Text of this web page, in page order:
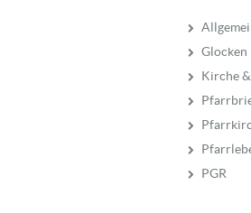
Glocken
Kirche
PGR